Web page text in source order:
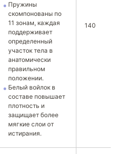
Пружины
скомпонованы по
11 зонам, каждая
поддерживает
определенный
участок тела в
анатомически
правильном
положении.
Белый войлок в
составе повышает
плотность и
защищает более
мягкие слои от
истирания.
140